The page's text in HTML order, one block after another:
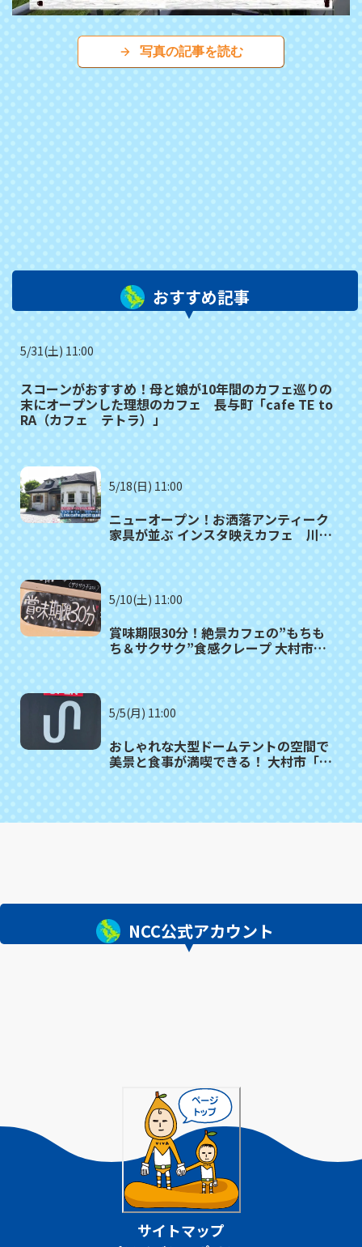
写真の記事を読む
おすすめ記事
5/31(土) 11:00
スコーンがおすすめ！母と娘が10年間のカフェ巡りの
末にオープンした理想のカフェ 長与町「cafe TE to
RA（カフェ テトラ）」
5/18(日) 11:00
ニューオープン！お洒落アンティーク
家具が並ぶ インスタ映えカフェ 川棚
5/10(土) 11:00
賞味期限30分！絶景カフェの”もちも
ち＆サクサク”食感クレープ 大村市
5/5(月) 11:00
おしゃれな大型ドームテントの空間で
美景と食事が満喫できる！ 大村市「カ
NCC公式アカウント
サイトマップ